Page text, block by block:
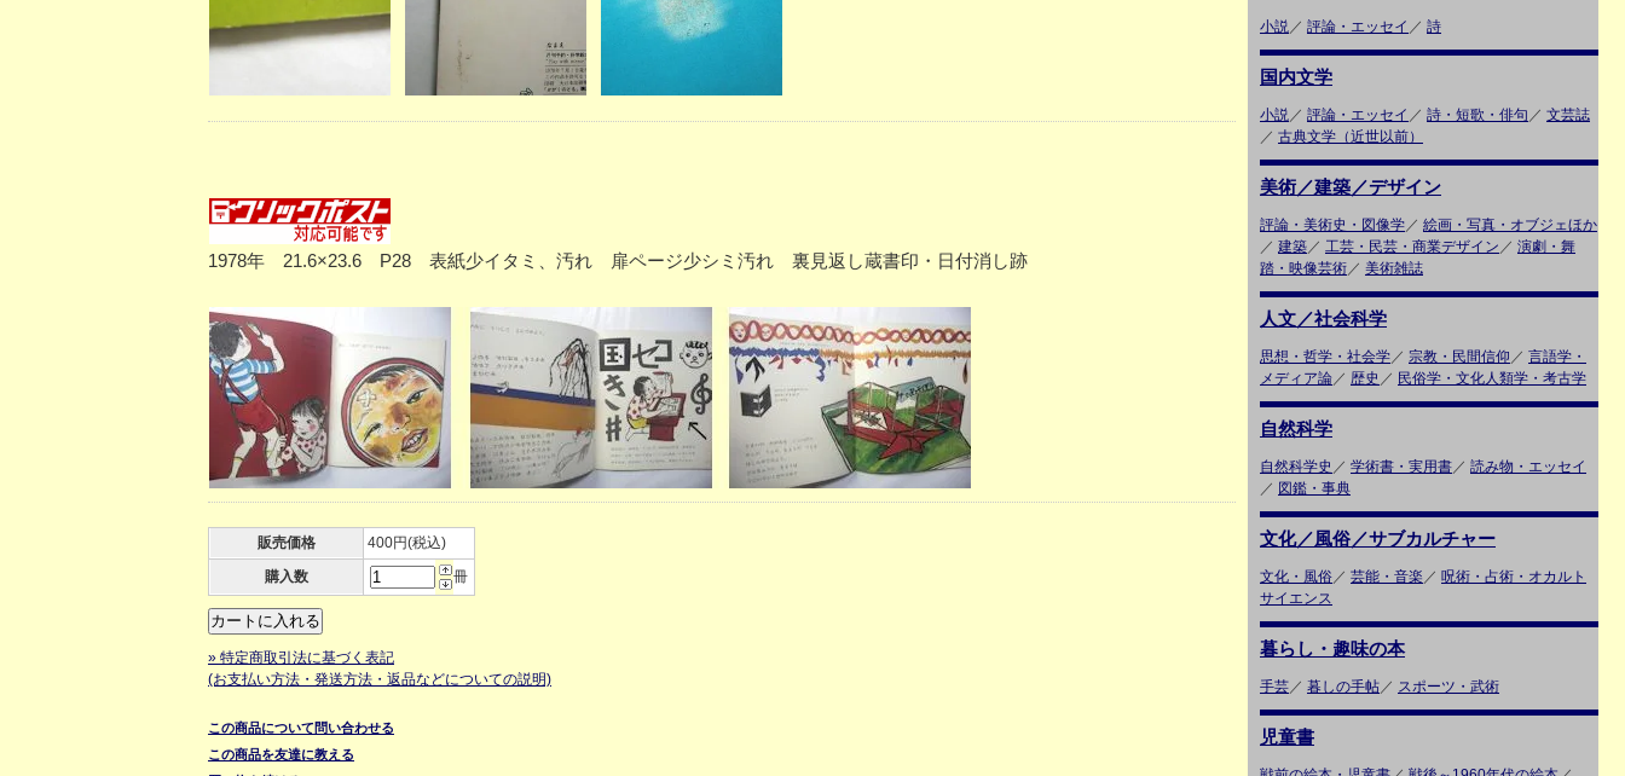
1978年 21.6×23.6 P28 表紙少イタミ、汚れ 扉ページ少シミ汚れ 裏見返し蔵書印・日付消し跡
販売価格
400円(税込)
購入数
冊
» 特定商取引法に基づく表記
(お支払い方法・発送方法・返品などについての説明)
この商品について問い合わせる
この商品を友達に教える
小説／ 評論・エッセイ ／ 詩
国内文学
小説／ 評論・エッセイ ／ 詩・短歌・俳句 ／ 文芸誌
／ 古典文学（近世以前）
美術／建築／デザイン
評論・美術史・図像学／ 絵画・写真・オブジェほか
／ 建築／ 工芸・民芸・商業デザイン ／ 演劇・舞
踏・映像芸術／ 美術雑誌
人文／社会科学
思想・哲学・社会学／ 宗教・民間信仰 ／ 言語学・
メディア論／ 歴史 ／ 民俗学・文化人類学・考古学
自然科学
自然科学史 ／ 学術書・実用書／ 読み物・エッセイ
／ 図鑑・事典
文化／風俗／サブカルチャー
文化・風俗／ 芸能・音楽 ／ 呪術・占術・オカルト
サイエンス
暮らし・趣味の本
手芸／ 暮しの手帖／ スポーツ・武術
児童書